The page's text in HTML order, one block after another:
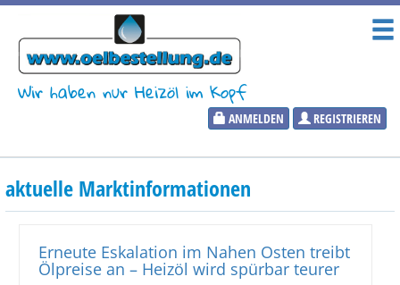
Wir haben nur Heizöl im Kopf
ANMELDEN REGISTRIEREN
Heizölpreise
Aktueller Heizölpreis
aktuelle Marktinformationen
Erneute Eskalation im Nahen Osten treibt
Ölpreise an – Heizöl wird spürbar teurer